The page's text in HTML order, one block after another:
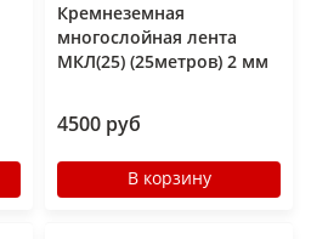
Кремнеземная
многослойная лента
МКЛ(25) (25метров) 2 мм
4500 руб
В корзину